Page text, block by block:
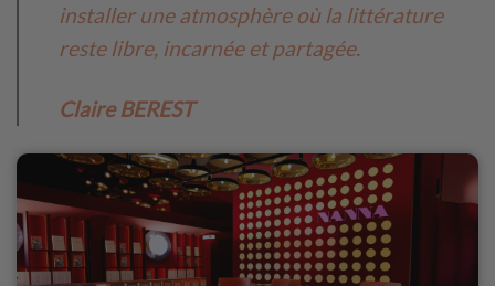
installer une atmosphère où la littérature
reste libre, incarnée et partagée.
Claire BEREST